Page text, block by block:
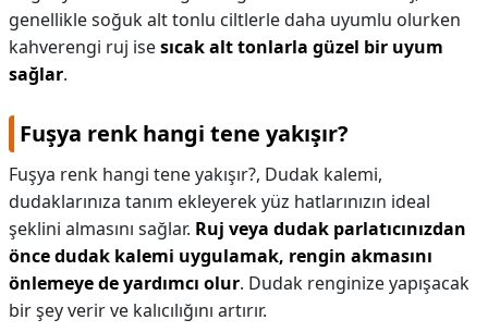
genellikle soğuk alt tonlu ciltlerle daha uyumlu olurken
kahverengi ruj isesıcak alt tonlarla güzel bir uyum
sağlar.
Fuşya renk hangi tene yakışır?
Fuşya renk hangi tene yakışır?, Dudak kalemi,
dudaklarınıza tanım ekleyerek yüz hatlarınızın ideal
şeklini almasını sağlar. Ruj veya dudak parlatıcınızdan
önce dudak kalemi uygulamak, rengin akmasını
önlemeye de yardımcı olur. Dudak renginize yapışacak
bir şey verir ve kalıcılığını artırır.